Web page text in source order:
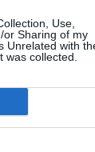
Use,
or Sharing of my
Unrelated with
was collected.
Visi įrašai